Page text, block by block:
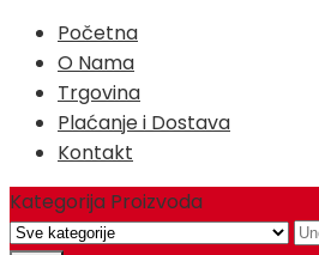
Početna
O Nama
Trgovina
Plaćanje i Dostava
Kontakt
Kategorija Proizvoda